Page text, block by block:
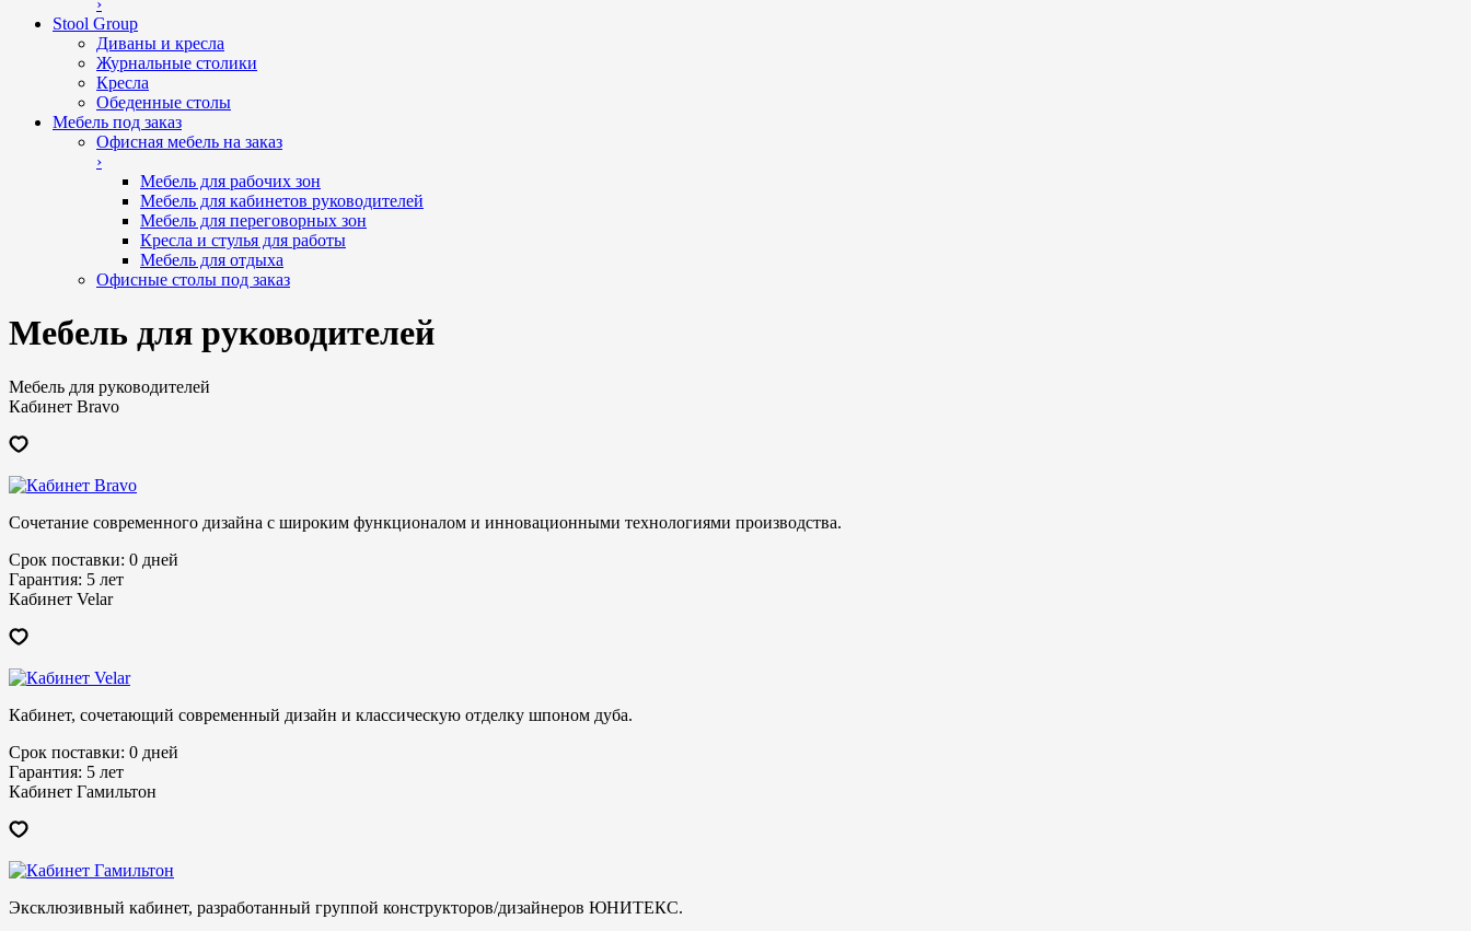
›
Stool Group
Диваны и кресла
Журнальные столики
Кресла
Обеденные столы
Мебель под заказ
Офисная мебель на заказ
›
Мебель для рабочих зон
Мебель для кабинетов руководителей
Мебель для переговорных зон
Кресла и стулья для работы
Мебель для отдыха
Офисные столы под заказ
Мебель для руководителей
Мебель для руководителей
Кабинет Bravo
Сочетание современного дизайна с широким функционалом и инновационными технологиями производства.
Срок поставки: 0 дней
Гарантия: 5 лет
Кабинет Velar
Кабинет, сочетающий современный дизайн и классическую отделку шпоном дуба.
Срок поставки: 0 дней
Гарантия: 5 лет
Кабинет Гамильтон
Эксклюзивный кабинет, разработанный группой конструкторов/дизайнеров ЮНИТЕКС.